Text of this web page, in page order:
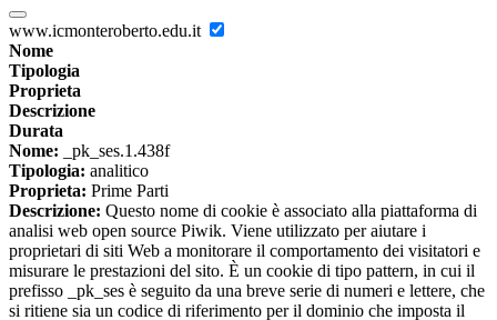
www.icmonteroberto.edu.it
Nome
Tipologia
Proprieta
Descrizione
Durata
Nome: _pk_ses.1.438f
Tipologia: analitico
Proprieta: Prime Parti
Descrizione: Questo nome di cookie è associato alla piattaforma di
analisi web open source Piwik. Viene utilizzato per aiutare i
proprietari di siti Web a monitorare il comportamento dei visitatori e
misurare le prestazioni del sito. È un cookie di tipo pattern, in cui il
prefisso _pk_ses è seguito da una breve serie di numeri e lettere, che
si ritiene sia un codice di riferimento per il dominio che imposta il